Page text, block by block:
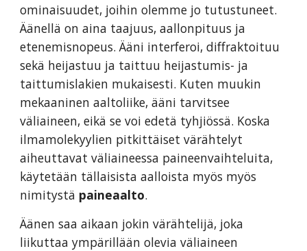
ominaisuudet, joihin olemme jo tutustuneet.
Äänellä on aina taajuus, aallonpituus ja
etenemisnopeus. Ääni interferoi, diffraktoituu
sekä heijastuu ja taittuu heijastumis- ja
taittumislakien mukaisesti. Kuten muukin
mekaaninen aaltoliike, ääni tarvitsee
väliaineen, eikä se voi edetä tyhjiössä. Koska
ilmamolekyylien pitkittäiset värähtelyt
aiheuttavat väliaineessa paineenvaihteluita,
käytetään tällaisista aalloista myös myös
nimitystä paineaalto.
Äänen saa aikaan jokin värähtelijä, joka
liikuttaa ympärillään olevia väliaineen